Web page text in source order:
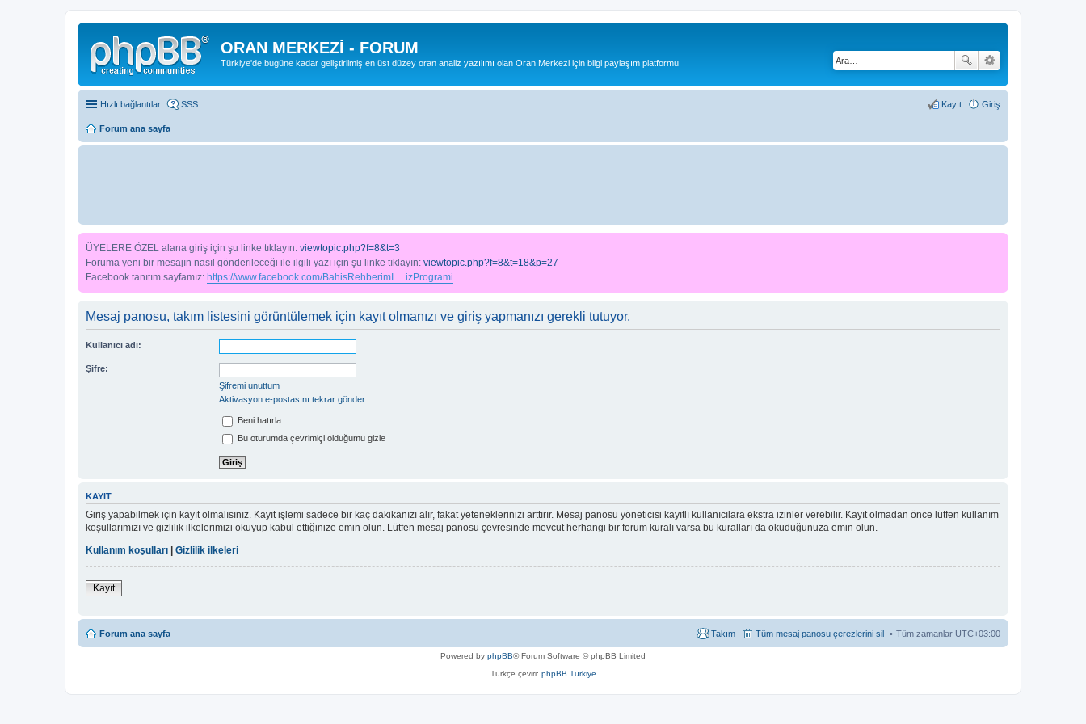
ORAN MERKEZİ - FORUM
Türkiye'de bugüne kadar geliştirilmiş en üst düzey oran analiz yazılımı olan Oran Merkezi için bilgi paylaşım platformu
Hızlı bağlantılar SSS Giriş
Kayıt
Forum ana sayfa
ÜYELERE ÖZEL alana giriş için şu linke tıklayın: viewtopic.php?f=8&t=3
Foruma yeni bir mesajın nasıl gönderileceği ile ilgili yazı için şu linke tıklayın: viewtopic.php?f=8&t=18&p=27
Facebook tanıtım sayfamız: https://www.facebook.com/BahisRehberimI ... izProgrami
Mesaj panosu, takım listesini görüntülemek için kayıt olmanızı ve giriş yapmanızı gerekli tutuyor.
Kullanıcı adı:
Şifre:
Şifremi unuttum
Aktivasyon e-postasını tekrar gönder
Beni hatırla
Bu oturumda çevrimiçi olduğumu gizle
KAYIT
Giriş yapabilmek için kayıt olmalısınız. Kayıt işlemi sadece bir kaç dakikanızı alır, fakat yeteneklerinizi arttırır. Mesaj panosu yöneticisi kayıtlı kullanıcılara ekstra izinler verebilir. Kayıt olmadan önce lütfen kullanım
koşullarımızı ve gizlilik ilkelerimizi okuyup kabul ettiğinize emin olun. Lütfen mesaj panosu çevresinde mevcut herhangi bir forum kuralı varsa bu kuralları da okuduğunuza emin olun.
Kullanım koşulları
Gizlilik ilkeleri
Kayıt
Forum ana sayfa Tüm zamanlar UTC+03:00
Tüm mesaj panosu çerezlerini sil
Takım
Powered by phpBB® Forum Software © phpBB Limited
Türkçe çeviri: phpBB Türkiye